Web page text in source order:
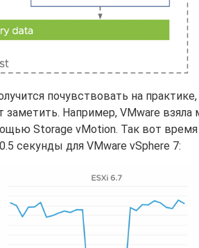
почувствовать на
Например, VMware
Storage vMotion. Так вот
секунды для VMware vSphere 7: